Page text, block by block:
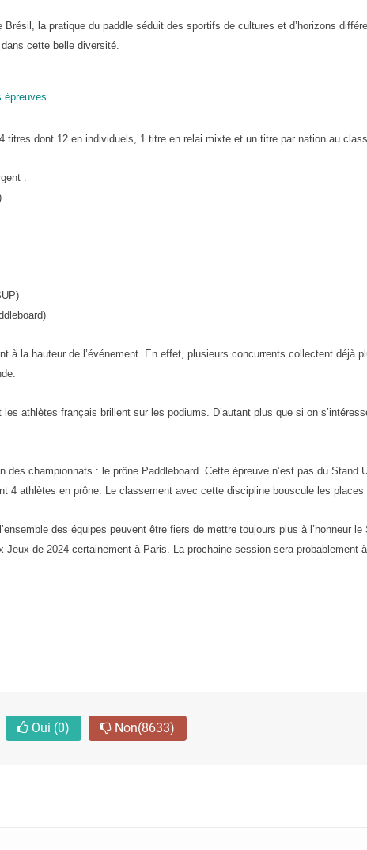
Brésil, la pratique du paddle séduit des sportifs de cultures et d’horizons
cette belle diversité.
épreuves
titres dont 12 en individuels, 1 titre en relai mixte et un titre par nation au
:
à la hauteur de l’événement. En effet, plusieurs concurrents collectent
les athlètes français brillent sur les podiums. D’autant plus que si on
championnats : le prône Paddleboard. Cette épreuve n’est pas du
4 athlètes en prône. Le classement avec cette discipline bouscule les places
des équipes peuvent être fiers de mettre toujours plus à l’honneur
Jeux de 2024 certainement à Paris. La prochaine session sera probablement
Oui (0) Non(8633)